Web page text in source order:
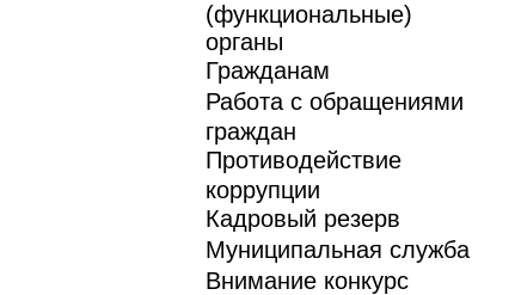
(функциональные)
органы
Гражданам
Работа с обращениями
граждан
Противодействие
коррупции
Кадровый резерв
Муниципальная служба
Внимание конкурс